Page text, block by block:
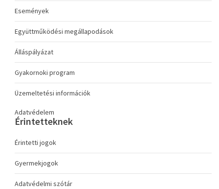
Események
Együttműködési megállapodások
Álláspályázat
Gyakornoki program
Üzemeltetési információk
Adatvédelem
Érintetteknek
Érintetti jogok
Gyermekjogok
Adatvédelmi szótár